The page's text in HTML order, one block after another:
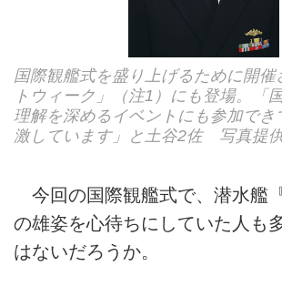
国際観艦式を盛り上げるために開催
トウィーク」（注1）にも登場。「
理解を深めるイベントにも参加でき
激しています」と土谷2佐 写真提
今回の国際観艦式で、潜水艦
の雄姿を心待ちにしていた人も
はないだろうか。